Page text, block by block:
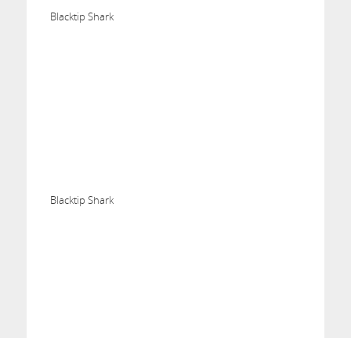
Blacktip Shark
Blacktip Shark